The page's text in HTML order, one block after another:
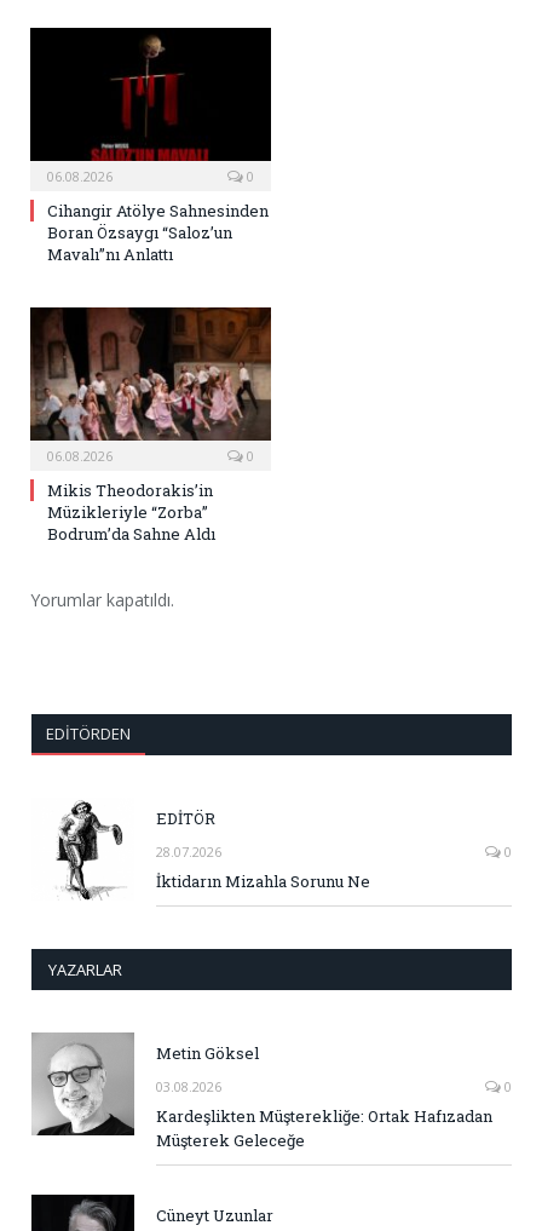
06.08.2026 0
Cihangir Atölye Sahnesinden
Boran Özsaygı “Saloz’un
Mavalı”nı Anlattı
06.08.2026 0
Mikis Theodorakis’in
Müzikleriyle “Zorba”
Bodrum’da Sahne Aldı
Yorumlar kapatıldı.
EDITÖRDEN
EDİTÖR
28.07.2026 0
İktidarın Mizahla Sorunu Ne
YAZARLAR
Metin Göksel
03.08.2026 0
Kardeşlikten Müşterekliğe: Ortak Hafızadan
Müşterek Geleceğe
Cüneyt Uzunlar